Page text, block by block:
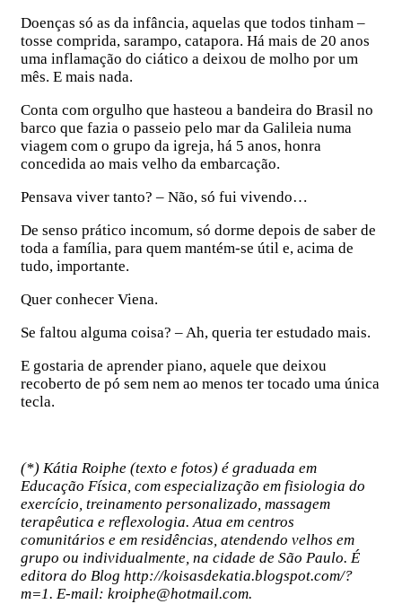
Doenças só as da infância, aquelas que todos tinham –
tosse comprida, sarampo, catapora. Há mais de 20 anos
uma inflamação do ciático a deixou de molho por um
mês. E mais nada.
Conta com orgulho que hasteou a bandeira do Brasil no
barco que fazia o passeio pelo mar da Galileia numa
viagem com o grupo da igreja, há 5 anos, honra
concedida ao mais velho da embarcação.
Pensava viver tanto? – Não, só fui vivendo…
De senso prático incomum, só dorme depois de saber de
toda a família, para quem mantém-se útil e, acima de
tudo, importante.
Quer conhecer Viena.
Se faltou alguma coisa? – Ah, queria ter estudado mais.
E gostaria de aprender piano, aquele que deixou
recoberto de pó sem nem ao menos ter tocado uma única
tecla.
(*) Kátia Roiphe (texto e fotos) é graduada em
Educação Física, com especialização em fisiologia do
exercício, treinamento personalizado, massagem
terapêutica e reflexologia. Atua em centros
comunitários e em residências, atendendo velhos em
grupo ou individualmente, na cidade de São Paulo. É
editora do Blog http://koisasdekatia.blogspot.com/?
m=1. E-mail: kroiphe@hotmail.com.